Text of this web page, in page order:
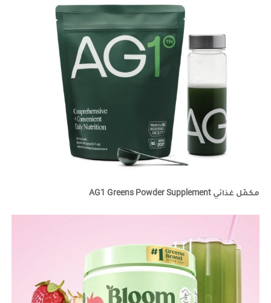
مكمّل غذائي AG1 Greens Powder Supplement